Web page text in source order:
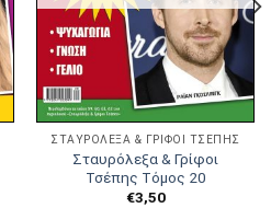
ΣΤΑΥΡΌΛΕΞΑ & ΓΡΊΦΟΙ ΤΣΈΠΗΣ
Σταυρόλεξα & Γρίφοι
Τσέπης Τόμος 20
€3,50